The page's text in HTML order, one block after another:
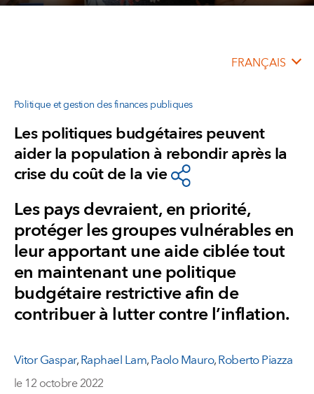
FRANÇAIS
Politique et gestion des finances publiques
Les politiques budgétaires peuvent
aider la population à rebondir après la
crise du coût de la vie
Les pays devraient, en priorité,
protéger les groupes vulnérables en
leur apportant une aide ciblée tout
en maintenant une politique
budgétaire restrictive afin de
contribuer à lutter contre l’inflation.
Vitor Gaspar,Raphael Lam,Paolo Mauro,Roberto Piazza
le 12 octobre 2022